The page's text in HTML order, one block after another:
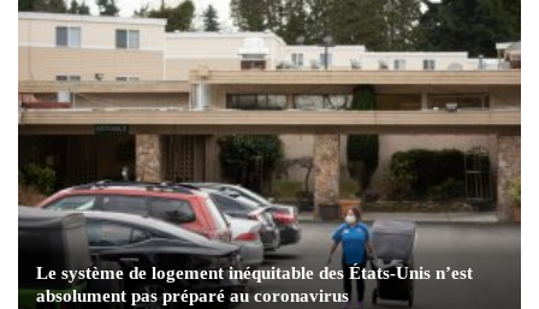
Le système de logement inéquitable des États-Unis n’est
absolument pas préparé au coronavirus